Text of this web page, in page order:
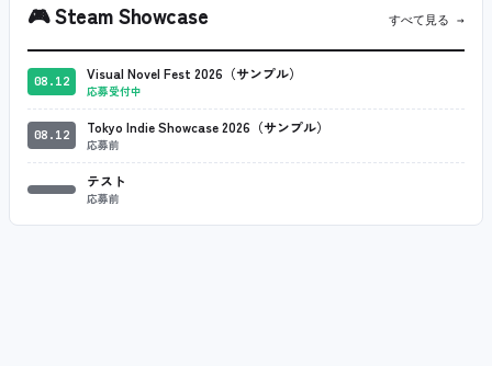
🎮Steam Showcase すべて見る →
08.12 Visual Novel Fest 2026（サンプル）
応募受付中
08.12 Tokyo Indie Showcase 2026（サンプル）
応募前
テスト
応募前